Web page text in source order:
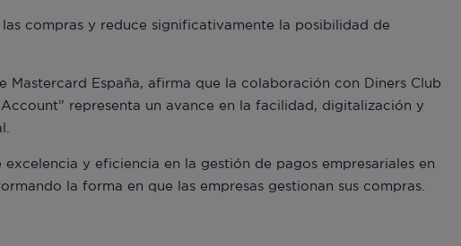
compras y reduce significativamente la posibilidad de
Mastercard España, afirma que la colaboración con Diners Club
representa un avance en la facilidad, digitalización y
y eficiencia en la gestión de pagos empresariales en
la forma en que las empresas gestionan sus compras.